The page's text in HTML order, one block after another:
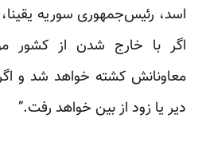
اسد، رئیس‌جمهوری سوریه
اگر با خارج شدن از کشور
معاونانش کشته خواهد شد و
دیر یا زود از بین خواهد رفت.”